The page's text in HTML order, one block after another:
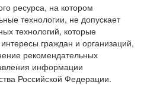
ресурса, на котором
технологии, не допускает
технологий, которые
граждан и организаций,
рекомендательных
информации
Российской Федерации.